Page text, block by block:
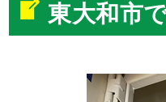
東大和市